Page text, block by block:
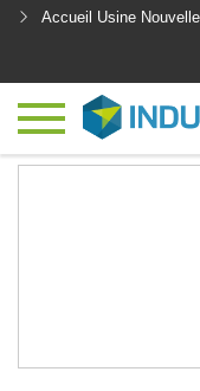
Accueil Usine Nouvelle